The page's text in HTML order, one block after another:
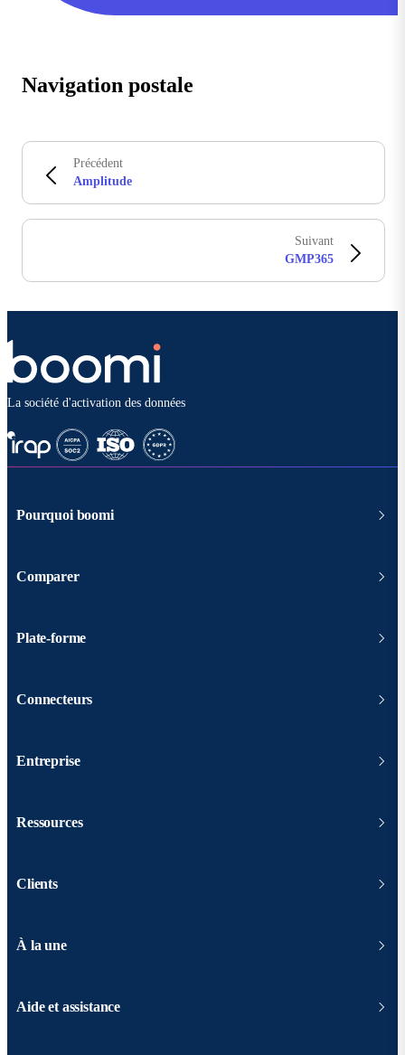
Navigation postale
Précédent
Amplitude
Suivant
GMP365
La société d'activation des données
Pourquoi boomi
Comparer
Plate-forme
Connecteurs
Entreprise
Ressources
Clients
À la une
Aide et assistance